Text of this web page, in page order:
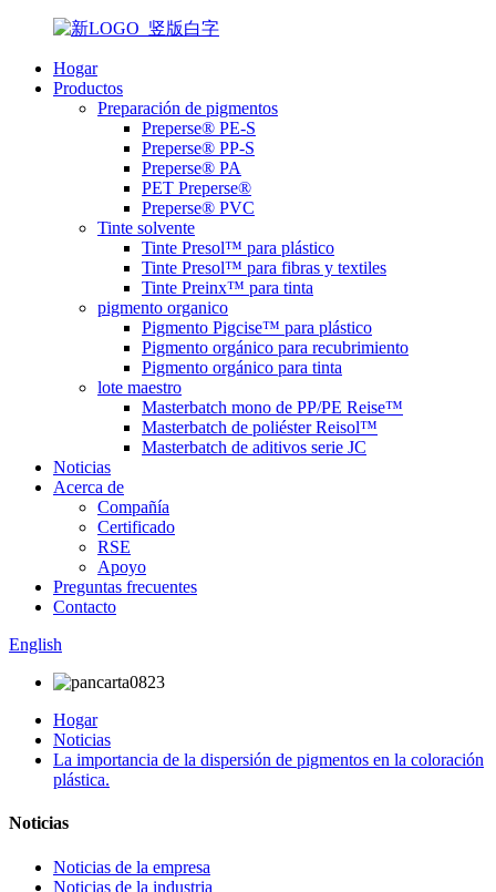
Hogar
Productos
Preparación de pigmentos
Preperse® PE-S
Preperse® PP-S
Preperse® PA
PET Preperse®
Preperse® PVC
Tinte solvente
Tinte Presol™ para plástico
Tinte Presol™ para fibras y textiles
Tinte Preinx™ para tinta
pigmento organico
Pigmento Pigcise™ para plástico
Pigmento orgánico para recubrimiento
Pigmento orgánico para tinta
lote maestro
Masterbatch mono de PP/PE Reise™
Masterbatch de poliéster Reisol™
Masterbatch de aditivos serie JC
Noticias
Acerca de
Compañía
Certificado
RSE
Apoyo
Preguntas frecuentes
Contacto
English
Hogar
Noticias
La importancia de la dispersión de pigmentos en la coloración
plástica.
Noticias
Noticias de la empresa
Noticias de la industria